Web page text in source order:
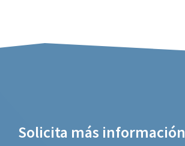
Solicita más información